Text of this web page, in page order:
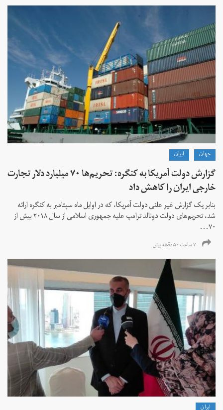
جهان ايران
گزارش دولت آمریکا به کنگره: تحریم‌ها ۷۰ میلیارد دلار تجارت
خارجی ایران را کاهش داد
بنابر یک گزارش غیر علنی دولت آمریکا، که در اوایل ماه سپتامبر به کنگره ارائه
شد، تحریم‌های دولت دونالد ترامپ علیه جمهوری اسلامی از سال ۲۰۱۸ بیش از
۷۰...
۷ ساعت ۵۰ دقیقه پیش